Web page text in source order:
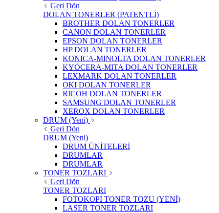
Geri Dön
DOLAN TONERLER (PATENTLİ)
BROTHER DOLAN TONERLER
CANON DOLAN TONERLER
EPSON DOLAN TONERLER
HP DOLAN TONERLER
KONICA-MINOLTA DOLAN TONERLER
KYOCERA-MITA DOLAN TONERLER
LEXMARK DOLAN TONERLER
OKI DOLAN TONERLER
RICOH DOLAN TONERLER
SAMSUNG DOLAN TONERLER
XEROX DOLAN TONERLER
DRUM (Yeni)
Geri Dön
DRUM (Yeni)
DRUM ÜNİTELERİ
DRUMLAR
DRUMLAR
TONER TOZLARI
Geri Dön
TONER TOZLARI
FOTOKOPİ TONER TOZU (YENİ)
LASER TONER TOZLARI